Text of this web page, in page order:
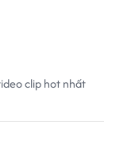
clip hot nhất